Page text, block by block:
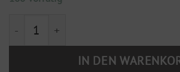
Flaschenetikett "Es ist Zeit dass du
IN DEN